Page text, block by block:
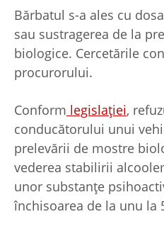
Bărbatul s-a ales cu
sau sustragerea de la
biologice. Cercetările
procurorului.
Conform legislației,
conducătorului unui
prelevării de mostre
vederea stabilirii
unor substanțe
închisoarea de la unu la